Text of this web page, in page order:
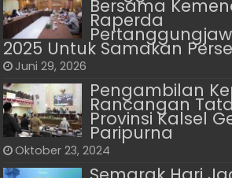
Bersama
Raperda
2025 Untuk Samakan
Juni 29, 2026
Pengambilan
Rancangan Tata
Provinsi Kalsel
Paripurna
Oktober 23, 2024